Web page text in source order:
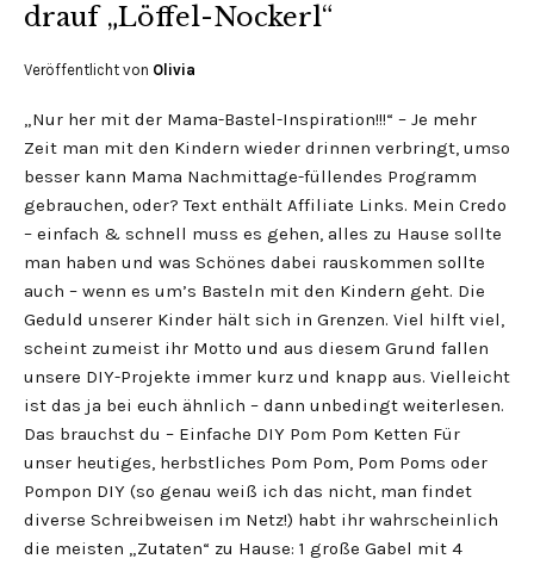
drauf „Löffel-Nockerl“
Veröffentlicht von Olivia
„Nur her mit der Mama-Bastel-Inspiration!!!“ – Je mehr
Zeit man mit den Kindern wieder drinnen verbringt, umso
besser kann Mama Nachmittage-füllendes Programm
gebrauchen, oder? Text enthält Affiliate Links. Mein Credo
– einfach & schnell muss es gehen, alles zu Hause sollte
man haben und was Schönes dabei rauskommen sollte
auch – wenn es um’s Basteln mit den Kindern geht. Die
Geduld unserer Kinder hält sich in Grenzen. Viel hilft viel,
scheint zumeist ihr Motto und aus diesem Grund fallen
unsere DIY-Projekte immer kurz und knapp aus. Vielleicht
ist das ja bei euch ähnlich – dann unbedingt weiterlesen.
Das brauchst du – Einfache DIY Pom Pom Ketten Für
unser heutiges, herbstliches Pom Pom, Pom Poms oder
Pompon DIY (so genau weiß ich das nicht, man findet
diverse Schreibweisen im Netz!) habt ihr wahrscheinlich
die meisten „Zutaten“ zu Hause: 1 große Gabel mit 4